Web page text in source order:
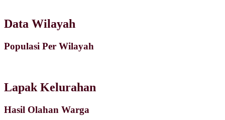
Data Wilayah
Populasi Per Wilayah
Lapak Kelurahan
Hasil Olahan Warga